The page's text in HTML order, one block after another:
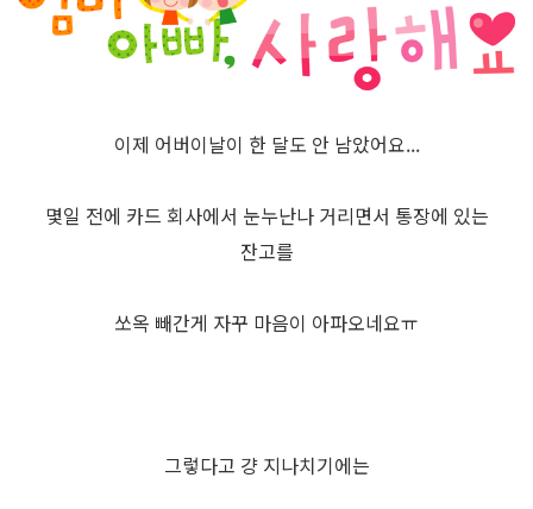
이제 어버이날이 한 달도 안 남았어요...
몇일 전에 카드 회사에서 눈누난나 거리면서 통장에 있는
잔고를
쏘옥 빼간게 자꾸 마음이 아파오네요ㅠ
그렇다고 걍 지나치기에는